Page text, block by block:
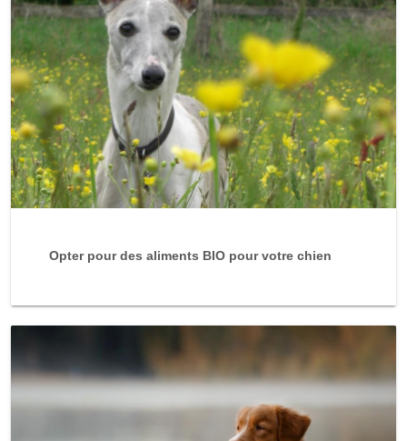
Opter pour des aliments BIO pour votre chien